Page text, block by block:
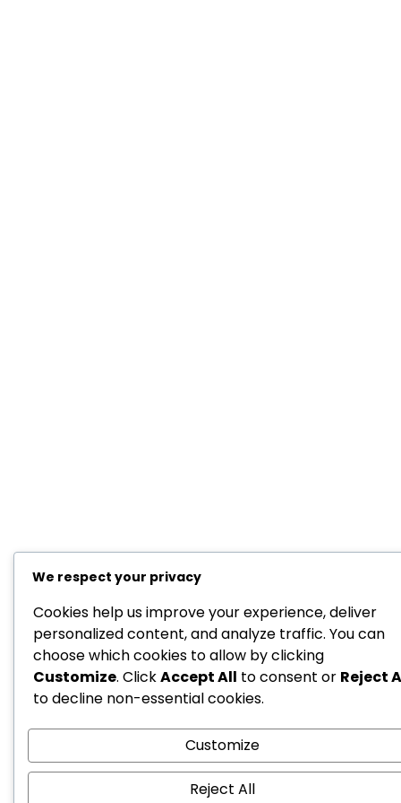
We respect your privacy
Cookies help us improve your experience, deliver
personalized content, and analyze traffic. You can
choose which cookies to allow by clicking
Customize. ClickAccept All to consent or Reject
to decline non-essential cookies.
Customize
Reject All